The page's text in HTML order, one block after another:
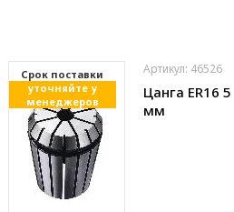
Cрок поставки
уточняйте у
менеджеров
Артикул: 46526
Цанга ER16 5
мм